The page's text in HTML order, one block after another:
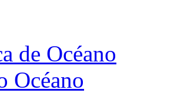
de Océano
Océano